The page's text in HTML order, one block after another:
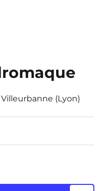
(Lyon)